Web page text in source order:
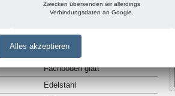
500 mm
1500 mm
Fachböden glatt
Edelstahl
Zwecken übersenden wir allerdings
Verbindungsdaten an Google.
Alles akzeptieren